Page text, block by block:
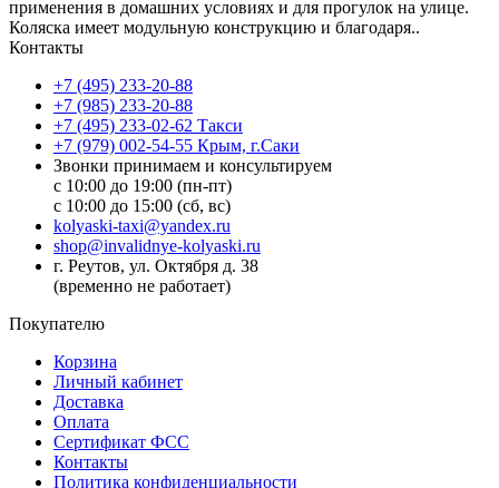
применения в домашних условиях и для прогулок на улице.
Коляска имеет модульную конструкцию и благодаря..
Контакты
+7 (495) 233-20-88
+7 (985) 233-20-88
+7 (495) 233-02-62 Такси
+7 (979) 002-54-55 Крым, г.Саки
Звонки принимаем и консультируем
с 10:00 до 19:00 (пн-пт)
с 10:00 до 15:00 (сб, вс)
kolyaski-taxi@yandex.ru
shop@invalidnye-kolyaski.ru
г. Реутов, ул. Октября д. 38
(временно не работает)
Покупателю
Корзина
Личный кабинет
Доставка
Оплата
Сертификат ФСС
Контакты
Политика конфиденциальности